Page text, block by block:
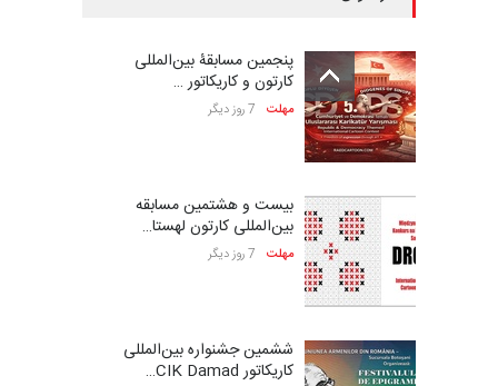
پنجمین مسابقۀ بین‌المللی
کارتون و کاریکاتور …
مهلت 7 روز دیگر
بیست و هشتمین مسابقه
بین‌المللی کارتون لهستا…
مهلت 7 روز دیگر
ششمین جشنواره بین‌المللی
کاریکاتور CIK Damad…